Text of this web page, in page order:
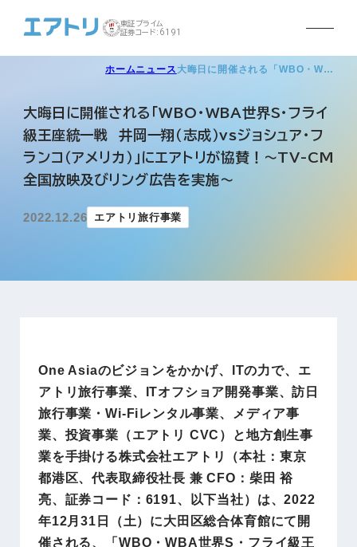
東証プライム
証券コード:6191
ホームニュース 大晦日に開催される「WBO・W…
大晦日に開催される「WBO・WBA世界S・フライ
級王座統一戦 井岡一翔（志成）vsジョシュア・フ
ランコ（アメリカ）」にエアトリが協賛！〜TV-CM
全国放映及びリング広告を実施〜
2022.12.26 エアトリ旅行事業
One Asiaのビジョンをかかげ、ITの力で、エ
アトリ旅行事業、ITオフショア開発事業、訪日
旅行事業・Wi-Fiレンタル事業、メディア事
業、投資事業（エアトリ CVC）と地方創生事
業を手掛ける株式会社エアトリ（本社：東京
都港区、代表取締役社長 兼 CFO：柴田 裕
亮、証券コード：6191、以下当社）は、2022
年12月31日（土）に大田区総合体育館にて開
催される、「WBO・WBA世界S・フライ級王